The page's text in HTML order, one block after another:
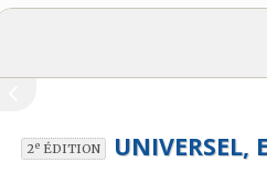
2e ÉDITION UNIVERSEL,